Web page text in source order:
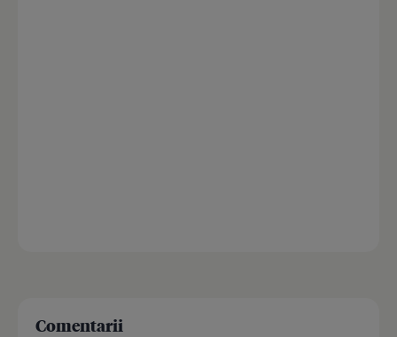
Comentarii